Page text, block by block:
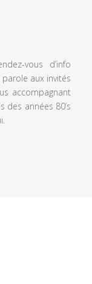
vous d’info
aux invités
accompagnant
années 80’s